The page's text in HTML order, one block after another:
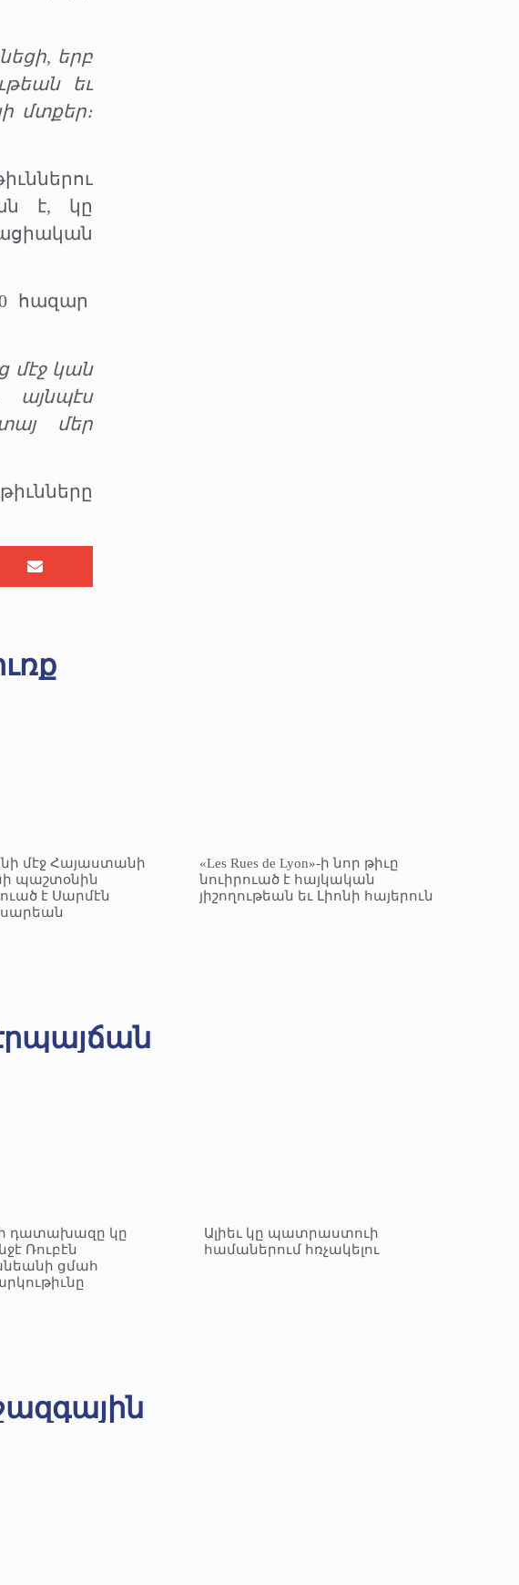
երբ
եւ
մտքեր։
է, կը
հազար
մէջ կան
այնպէս
մեր
մէջ Հայաստանի
պաշտօնին
է Սարմէն
«Les Rues de Lyon»-ի նոր թիւը
նուիրուած է հայկական
յիշողութեան եւ Լիոնի հայերուն
դատախազը կը
Ռուբէն
ցմահ
Ալիեւ կը պատրաստուի
համաներում հռչակելու